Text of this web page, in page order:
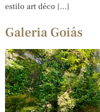
estilo art déco […]
Galeria Goiás